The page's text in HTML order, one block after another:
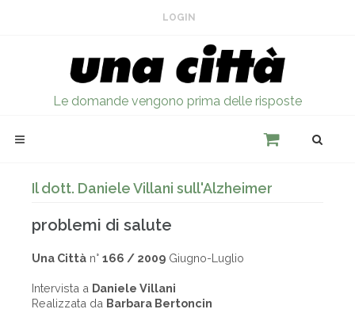
LOGIN
Le domande vengono prima delle risposte
Il dott. Daniele Villani sull'Alzheimer
problemi di salute
Una Città n° 166 / 2009 Giugno-Luglio
Intervista a Daniele Villani
Realizzata da Barbara Bertoncin